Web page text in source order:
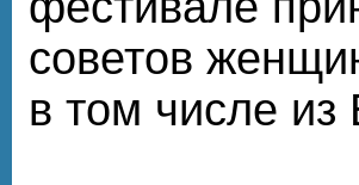
советов
в том числе